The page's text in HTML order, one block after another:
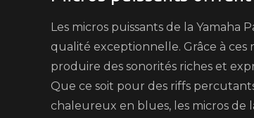
Les micros puissants de la
qualité exceptionnelle. Grâce à
produire des sonorités riches et
Que ce soit pour des riffs
chaleureux en blues, les micros de